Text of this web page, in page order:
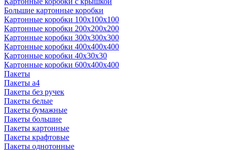
Большие картонные коробки
Картонные коробки 100x100x100
Картонные коробки 200x200x200
Картонные коробки 300x300x300
Картонные коробки 400x400x400
Картонные коробки 40x30x30
Картонные коробки 600x400x400
Пакеты
Пакеты а4
Пакеты без ручек
Пакеты белые
Пакеты бумажные
Пакеты большие
Пакеты картонные
Пакеты крафтовые
Пакеты однотонные